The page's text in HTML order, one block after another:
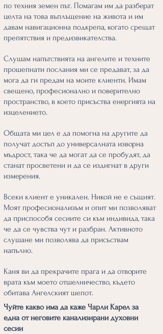
по техния земен път. Помагам им да разберат
целта на това въплъщение на живота и им
давам навигационна подкрепа, когато срещат
препятствия и предизвикателства.
Слушам напътствията на ангелите и техните
прошепнати послания ми се предават, за да
мога да ги предам на моите клиенти. Имам
свещено, професионално и поверително
пространство, в което присъства енергията на
изцелението.
Общата ми цел е да помогна на другите да
получат достъп до универсалната изворна
мъдрост, така че да могат да се пробудят, да
станат просветени и да се издигнат в други
измерения.
Всеки клиент е уникален. Никой не е същият.
Моят професионализъм и опит ми позволяват
да приспособя сесиите си към индивида, така
че да се чувства чут и разбран. Активното
слушане ми позволява да присъствам
напълно.
Каня ви да прекрачите прага и да отворите
врата към моето отшелничество, където
обитава Ангелският шепот.
Чуйте какво има да каже Чарли Карел за
една от неговите канализирани духовни
сесии